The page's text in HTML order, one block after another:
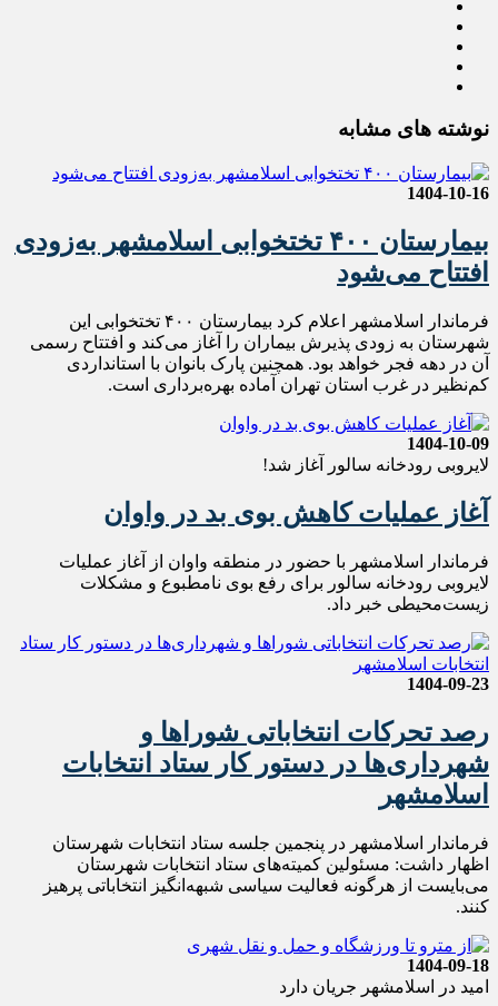
نوشته های مشابه
1404-10-16
بیمارستان ۴۰۰ تختخوابی اسلامشهر به‌زودی
افتتاح می‌شود
فرماندار اسلامشهر اعلام کرد بیمارستان ۴۰۰ تختخوابی این
شهرستان به زودی پذیرش بیماران را آغاز می‌کند و افتتاح رسمی
آن در دهه فجر خواهد بود. همچنین پارک بانوان با استانداردی
کم‌نظیر در غرب استان تهران آماده بهره‌برداری است.
1404-10-09
لایروبی رودخانه سالور آغاز شد!
آغاز عملیات کاهش بوی بد در واوان
فرماندار اسلامشهر با حضور در منطقه واوان از آغاز عملیات
لایروبی رودخانه سالور برای رفع بوی نامطبوع و مشکلات
زیست‌محیطی خبر داد.
1404-09-23
رصد تحرکات انتخاباتی شوراها و
شهرداری‌ها در دستور کار ستاد انتخابات
اسلامشهر
فرماندار اسلامشهر در پنجمین جلسه ستاد انتخابات شهرستان
اظهار داشت: مسئولین کمیته‌های ستاد انتخابات شهرستان
می‌بایست از هرگونه فعالیت سیاسی شبهه‌انگیز انتخاباتی پرهیز
کنند.
1404-09-18
امید در اسلامشهر جریان دارد